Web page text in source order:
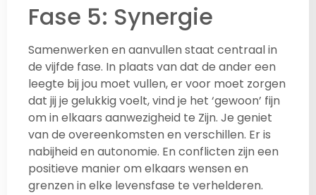
Fase 5: Synergie
Samenwerken en aanvullen staat centraal in
de vijfde fase. In plaats van dat de ander een
leegte bij jou moet vullen, er voor moet zorgen
dat jij je gelukkig voelt, vind je het ‘gewoon’ fijn
om in elkaars aanwezigheid te Zijn. Je geniet
van de overeenkomsten en verschillen. Er is
nabijheid en autonomie. En conflicten zijn een
positieve manier om elkaars wensen en
grenzen in elke levensfase te verhelderen.